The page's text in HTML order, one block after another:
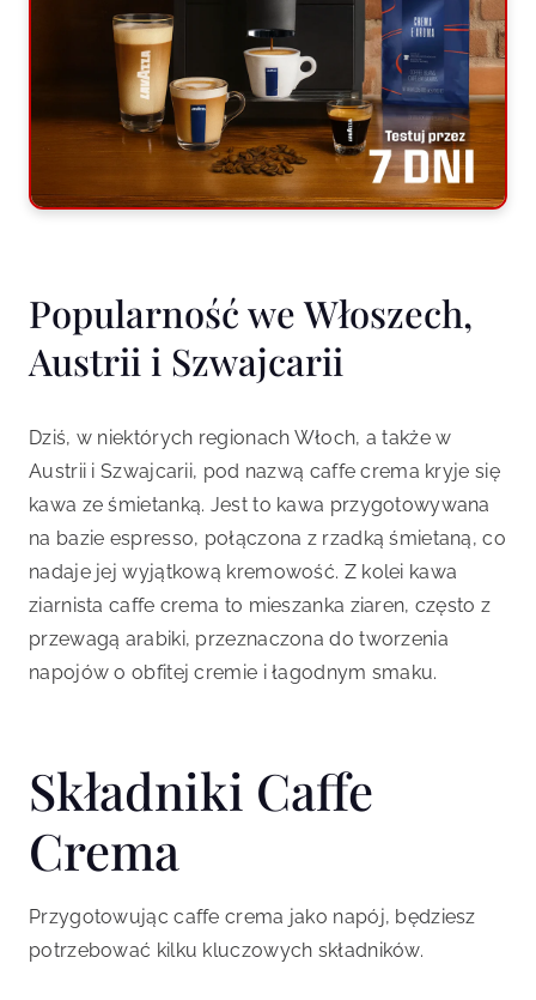
Popularność we Włoszech,
Austrii i Szwajcarii
Dziś, w niektórych regionach Włoch, a także w
Austrii i Szwajcarii, pod nazwą caffe crema kryje się
kawa ze śmietanką. Jest to kawa przygotowywana
na bazie espresso, połączona z rzadką śmietaną, co
nadaje jej wyjątkową kremowość. Z kolei kawa
ziarnista caffe crema to mieszanka ziaren, często z
przewagą arabiki, przeznaczona do tworzenia
napojów o obfitej cremie i łagodnym smaku.
Składniki Caffe
Crema
Przygotowując caffe crema jako napój, będziesz
potrzebować kilku kluczowych składników.